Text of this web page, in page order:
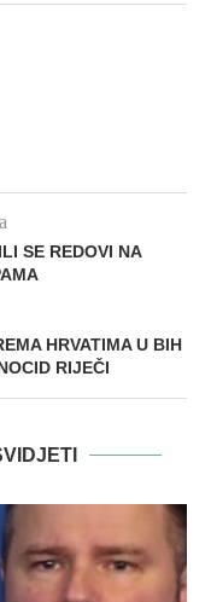
SE REDOVI NA
HRVATIMA U BIH
RIJEČI